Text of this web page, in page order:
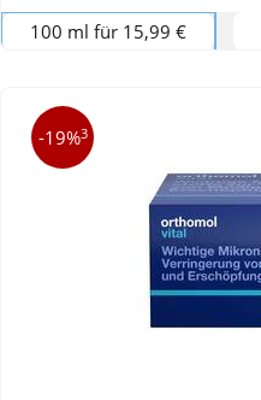
100 ml für 15,99 €
-19%3